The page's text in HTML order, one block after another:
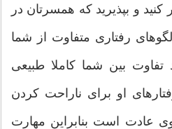
و بپذیرید که همسرتان در
رفتاری متفاوت از شما
بین شما کاملا طبیعی
او برای ناراحت کردن
عادت است بنابراین مهارت